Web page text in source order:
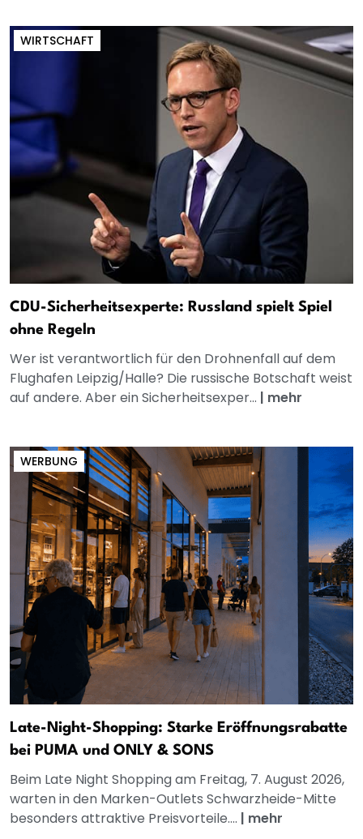
WIRTSCHAFT
CDU-Sicherheitsexperte: Russland spielt Spiel
ohne Regeln
Wer ist verantwortlich für den Drohnenfall auf dem
Flughafen Leipzig/Halle? Die russische Botschaft weist
auf andere. Aber ein Sicherheitsexper... | mehr
WERBUNG
Late-Night-Shopping: Starke Eröffnungsrabatte
bei PUMA und ONLY & SONS
Beim Late Night Shopping am Freitag, 7. August 2026,
warten in den Marken-Outlets Schwarzheide-Mitte
besonders attraktive Preisvorteile.... | mehr